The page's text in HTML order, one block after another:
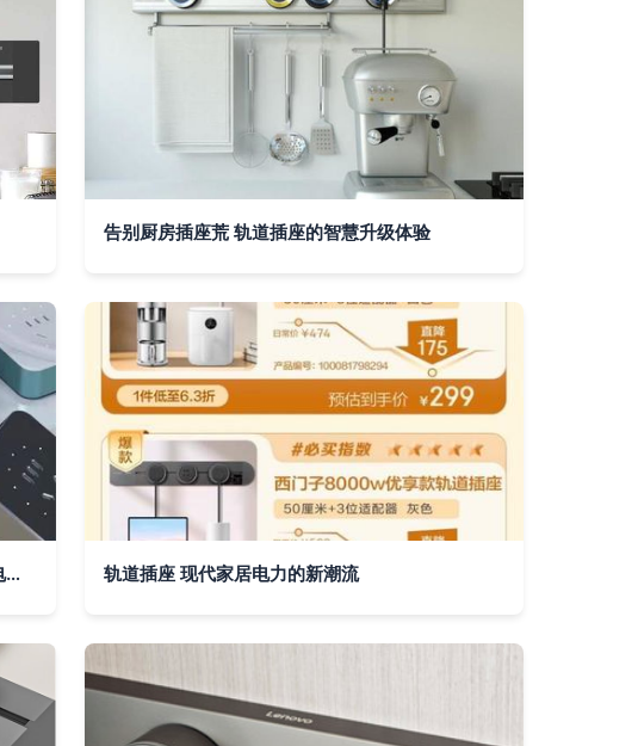
告别厨房插座荒 轨道插座的智慧升级体验
XPOWER艾宝沃轨道插座 现代家居的灵活用电新方案 轨道插座 现代家居电力的新潮流